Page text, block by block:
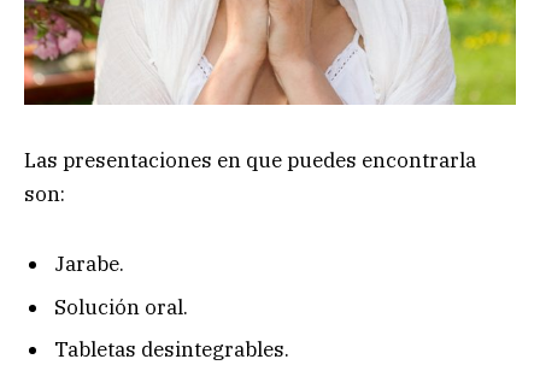
Las presentaciones en que puedes encontrarla
son:
Jarabe.
Solución oral.
Tabletas desintegrables.